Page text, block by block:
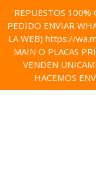
REPUESTOS 100%
PEDIDO ENVIAR
LA WEB) https://
MAIN O PLACAS
VENDEN
HACEMOS